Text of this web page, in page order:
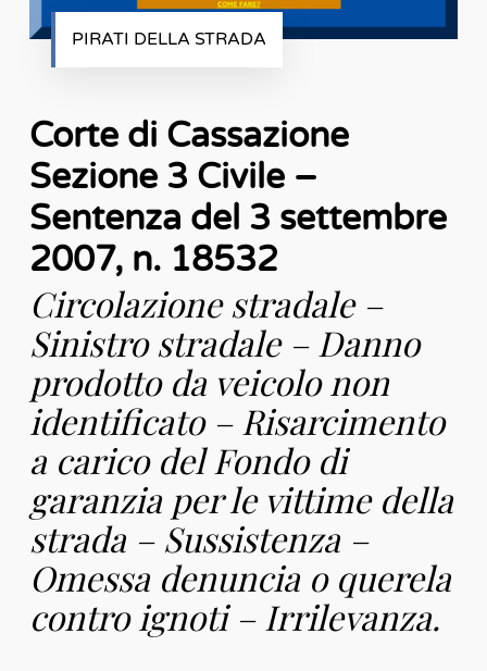
PIRATI DELLA STRADA
Corte di Cassazione
Sezione 3 Civile –
Sentenza del 3 settembre
2007, n. 18532
Circolazione stradale –
Sinistro stradale – Danno
prodotto da veicolo non
identificato – Risarcimento
a carico del Fondo di
garanzia per le vittime della
strada – Sussistenza –
Omessa denuncia o querela
contro ignoti – Irrilevanza.